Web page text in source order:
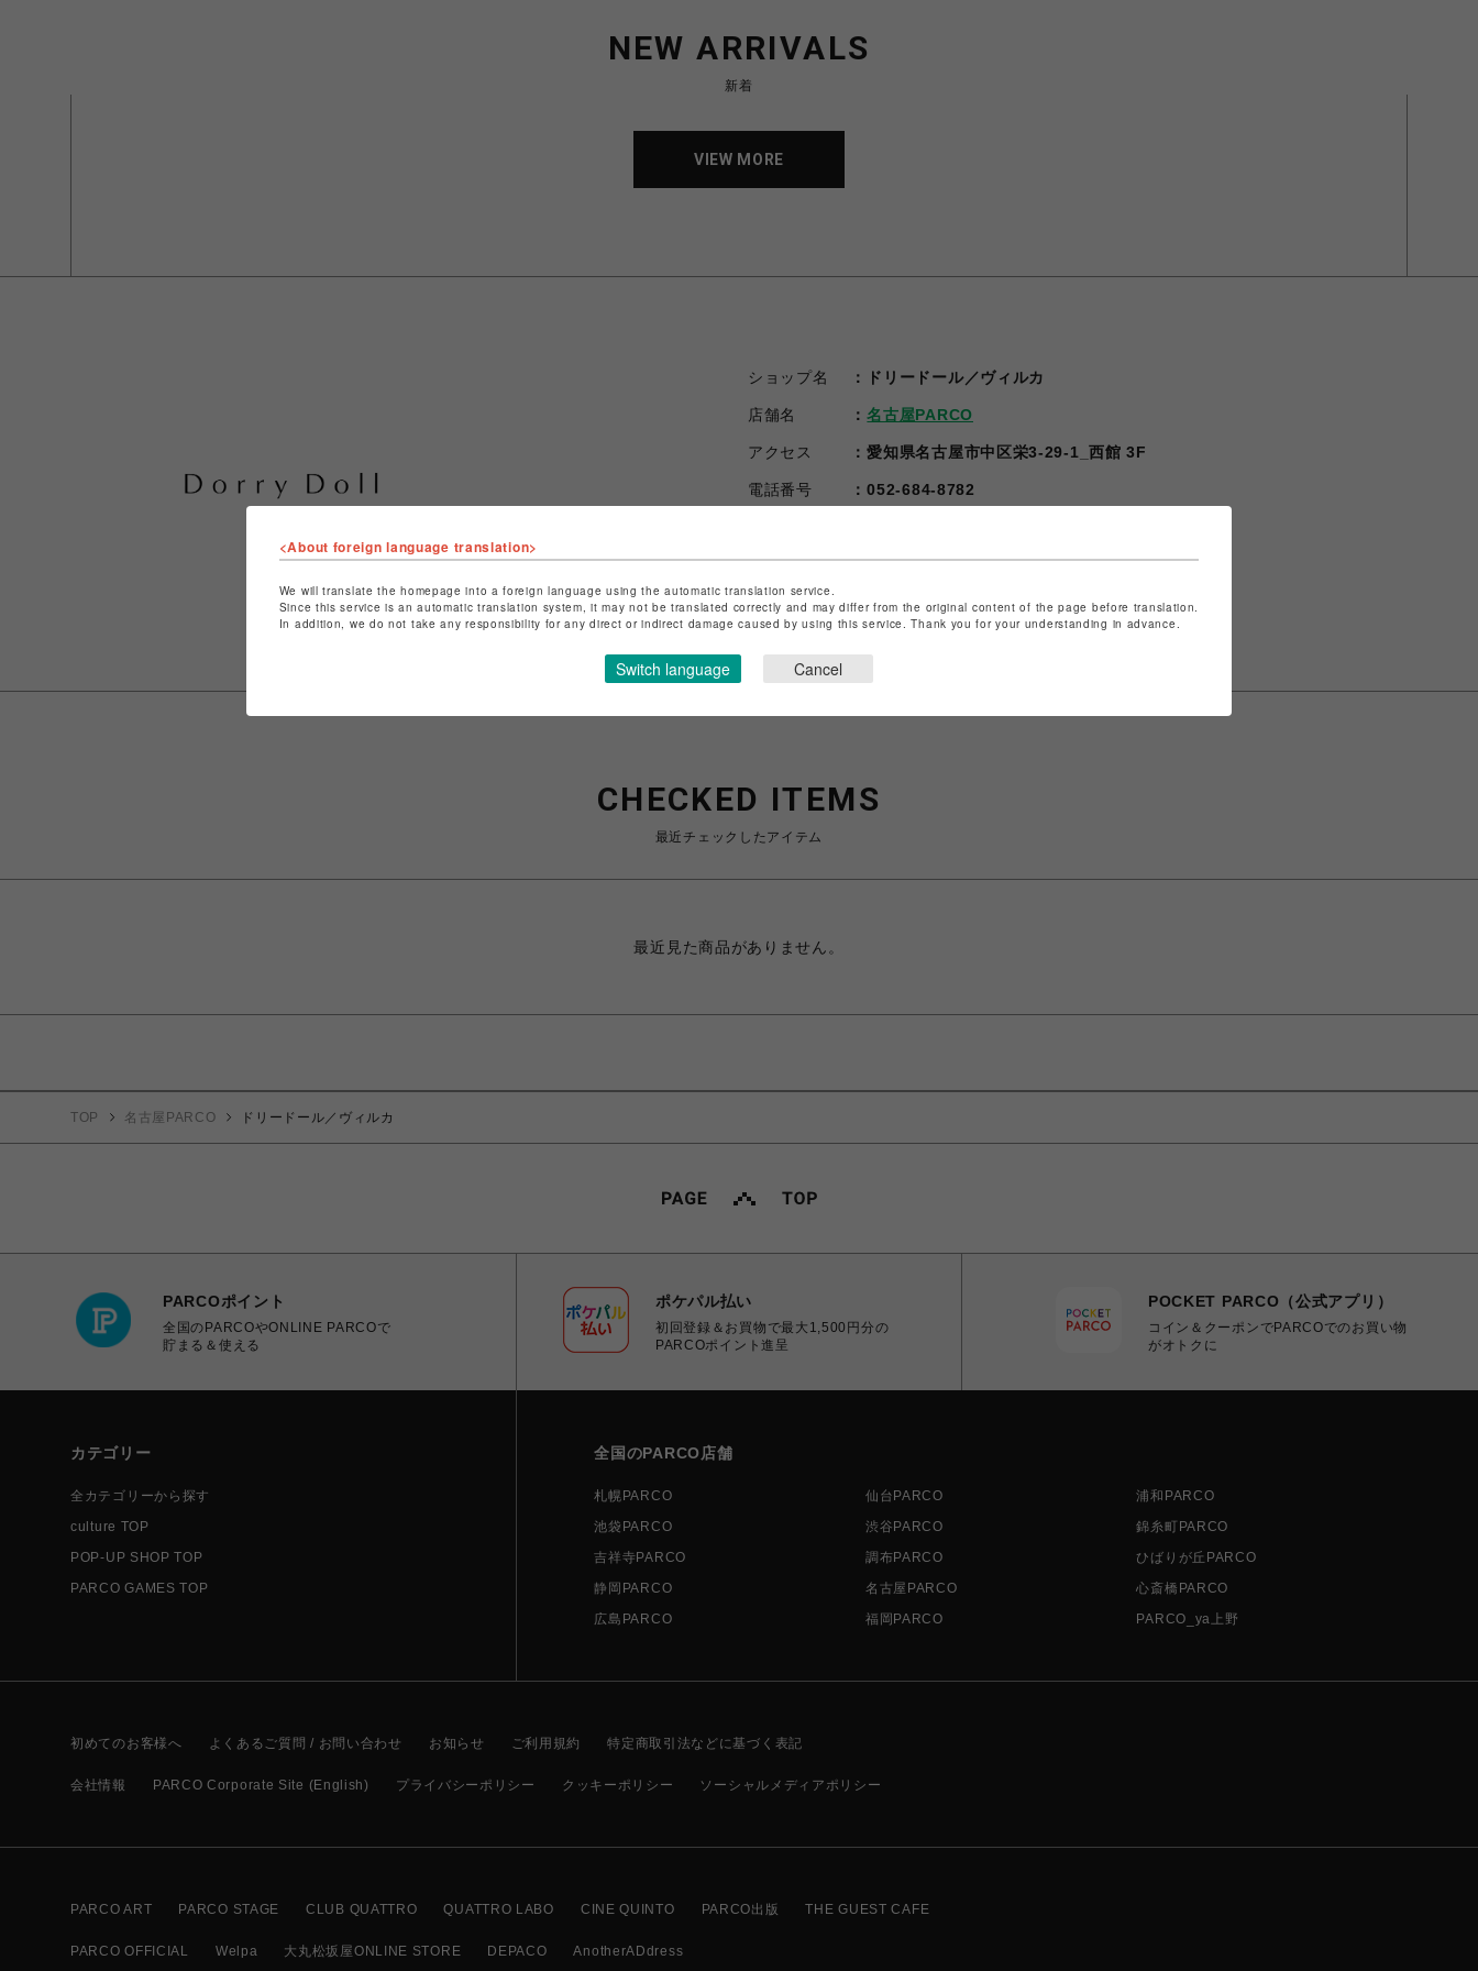
NEW ARRIVALS
新着
VIEW MORE
VIEW MORE
ショップ名 ドリードール／ヴィルカ
店舗名 名古屋PARCO
アクセス 愛知県名古屋市中区栄3-29-1_西館 3F
電話番号 052-684-8782
特定商取引法など法令に基づく表記は
CHECKED ITEMS
最近チェックしたアイテム
最近見た商品がありません。
TOP 名古屋PARCO ドリードール／ヴィルカ
PARCOポイント
全国のPARCOやONLINE PARCOで
貯まる＆使える
ポケパル払い
初回登録＆お買物で最大1,500円分の
PARCOポイント進呈
POCKET PARCO（公式アプリ）
コイン＆クーポンでPARCOでのお買い物
がオトクに
カテゴリー
全カテゴリーから探す
culture TOP
POP-UP SHOP TOP
PARCO GAMES TOP
全国のPARCO店舗
札幌PARCO 仙台PARCO
浦和PARCO
池袋PARCO
渋谷PARCO
錦糸町PARCO
吉祥寺PARCO
調布PARCO
ひばりが丘PARCO
静岡PARCO
名古屋PARCO
心斎橋PARCO
広島PARCO
福岡PARCO PARCO_ya上野
初めてのお客様へ よくあるご質問 / お問い合わせ お知らせ ご利用規約 特定商取引法などに基づく表記
会社情報 PARCO Corporate Site (English) プライバシーポリシー クッキーポリシー ソーシャルメディアポリシー
PARCO ART PARCO STAGE CLUB QUATTRO QUATTRO LABO CINE QUINTO PARCO出版 THE GUEST CAFE
PARCO OFFICIAL Welpa 大丸松坂屋ONLINE STORE DEPACO AnotherADdress
<About foreign language translation>
We will translate the homepage into a foreign language using the automatic translation service.
Since this service is an automatic translation system, it may not be translated correctly and may differ from the original content of the page before translation.
In addition, we do not take any responsibility for any direct or indirect damage caused by using this service. Thank you for your understanding in advance.
Switch language Cancel